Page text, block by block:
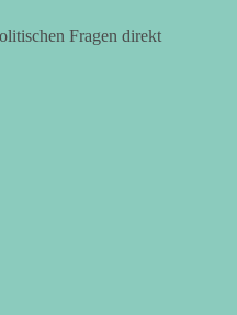
Fragen direkt